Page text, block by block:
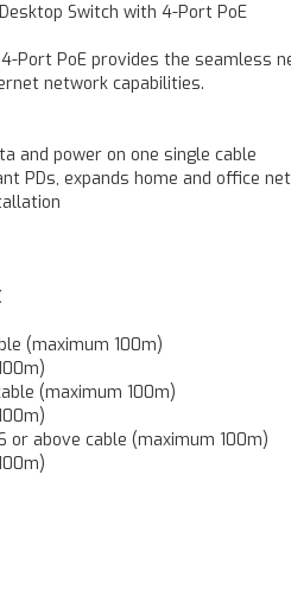
Switch with 4-Port PoE
Port PoE provides the seamless
network capabilities.
and power on one single cable
PDs, expands home and office
(maximum 100m)
(maximum 100m)
or above cable (maximum 100m)